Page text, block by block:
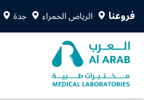
فروعنا الرياض الحمراء جدة